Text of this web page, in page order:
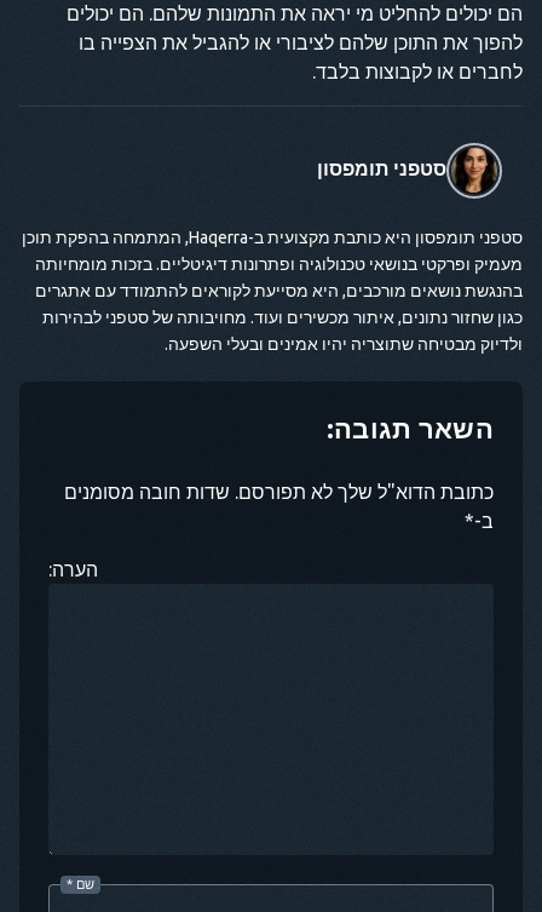
הם יכולים להחליט מי יראה את התמונות שלהם. הם יכולים
להפוך את התוכן שלהם לציבורי או להגביל את הצפייה בו
לחברים או לקבוצות בלבד.
סטפני תומפסון
סטפני תומפסון היא כותבת מקצועית ב-Haqerra, המתמחה בהפקת תוכן
מעמיק ופרקטי בנושאי טכנולוגיה ופתרונות דיגיטליים. בזכות מומחיותה
בהנגשת נושאים מורכבים, היא מסייעת לקוראים להתמודד עם אתגרים
כגון שחזור נתונים, איתור מכשירים ועוד. מחויבותה של סטפני לבהירות
ולדיוק מבטיחה שתוצריה יהיו אמינים ובעלי השפעה.
השאר תגובה:
כתובת הדוא"ל שלך לא תפורסם. שדות חובה מסומנים
ב-*
הערה:
שם *